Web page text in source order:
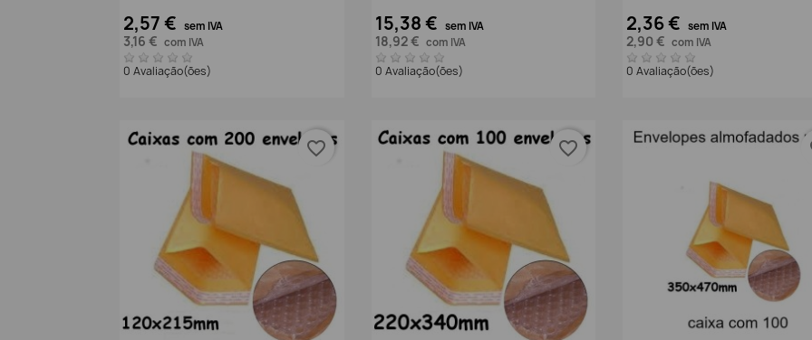
2,57 € sem IVA
3,16 € com IVA
0 Avaliação(ões)
15,38 € sem IVA
18,92 € com IVA
0 Avaliação(ões)
2,36 € sem IVA
2,90 € com IVA
0 Avaliação(ões)
favorite_border favorite_border